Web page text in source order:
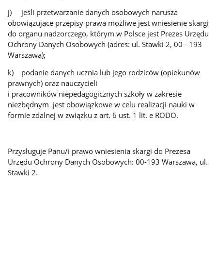
j) jeśli przetwarzanie danych osobowych narusza
obowiązujące przepisy prawa możliwe jest wniesienie skargi
do organu nadzorczego, którym w Polsce jest Prezes Urzędu
Ochrony Danych Osobowych (adres: ul. Stawki 2, 00 - 193
Warszawa);
k) podanie danych ucznia lub jego rodziców (opiekunów
prawnych) oraz nauczycieli
i pracowników niepedagogicznych szkoły w zakresie
niezbędnym jest obowiązkowe w celu realizacji nauki w
formie zdalnej w związku z art. 6 ust. 1 lit. e RODO.
Przysługuje Panu/i prawo wniesienia skargi do Prezesa
Urzędu Ochrony Danych Osobowych: 00-193 Warszawa, ul.
Stawki 2.